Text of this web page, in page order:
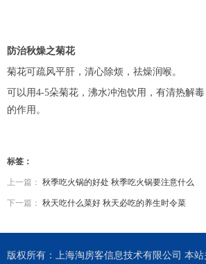
防治秋燥之菊花
菊花可疏风平肝，清心除烦，祛燥润喉。
可以用4-5朵菊花，沸水冲泡饮用，有清热解
的作用。
标签：
上一篇： 秋季吃火锅的好处 秋季吃火锅要注意什么
下一篇： 秋天吃什么菜好 秋天必吃的养生时令菜
版权所有：上海淘房客信息技术有限公司 本站